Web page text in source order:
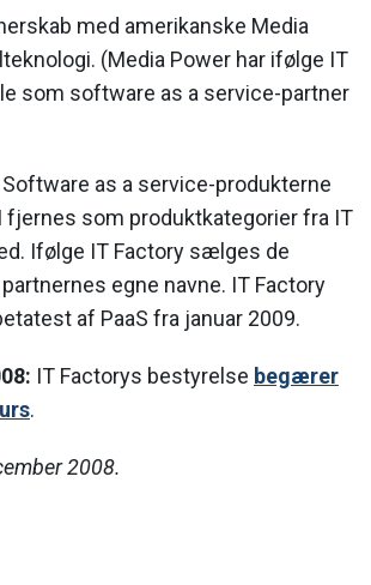
med amerikanske Media
(Media Power har ifølge IT
som software as a service-partner
Software as a service-produkterne
fjernes som produktkategorier fra IT
Ifølge IT Factory sælges de
egne navne. IT Factory
af PaaS fra januar 2009.
IT Factorys bestyrelse begærer
.
2008.